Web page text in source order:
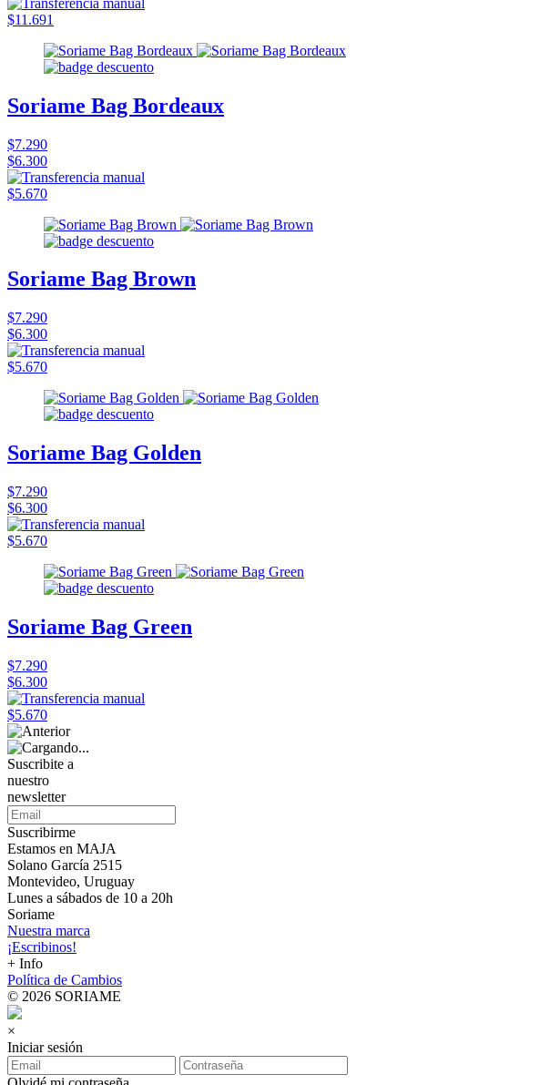
$11.691
Soriame Bag Bordeaux
$7.290
$6.300
$5.670
Soriame Bag Brown
$7.290
$6.300
$5.670
Soriame Bag Golden
$7.290
$6.300
$5.670
Soriame Bag Green
$7.290
$6.300
$5.670
Suscribite a
nuestro
newsletter
Suscribirme
Estamos en MAJA
Solano García 2515
Montevideo, Uruguay
Lunes a sábados de 10 a 20h
Soriame
Nuestra marca
¡Escribinos!
+ Info
Política de Cambios
© 2026 SORIAME
×
Iniciar sesión